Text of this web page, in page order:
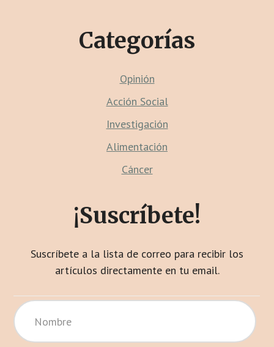
Categorías
Opinión
Acción Social
Investigación
Alimentación
Cáncer
¡Suscríbete!
Suscríbete a la lista de correo para recibir los
artículos directamente en tu email.